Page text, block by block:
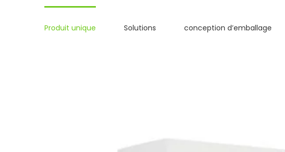
Produit unique Solutions conception d’emballage